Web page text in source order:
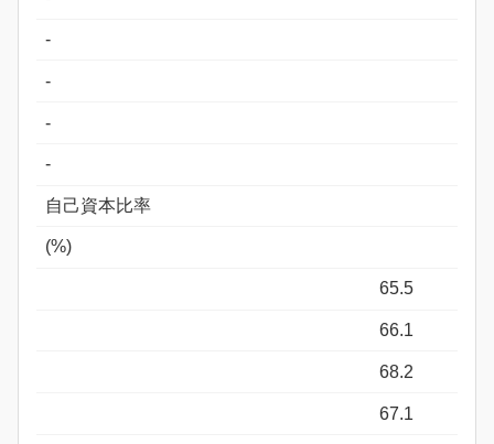
-
-
-
-
自己資本比率
(%)
65.5
66.1
68.2
67.1